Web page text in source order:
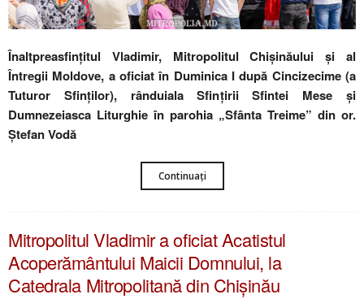
Înaltpreasfințitul Vladimir, Mitropolitul Chișinăului și al
Întregii Moldove, a oficiat în Duminica I după Cincizecime (a
Tuturor Sfinților), rânduiala Sfințirii Sfintei Mese și
Dumnezeiasca Liturghie în parohia „Sfânta Treime” din or.
Ștefan Vodă
Continuați
Mitropolitul Vladimir a oficiat Acatistul
Acoperământului Maicii Domnului, la
Catedrala Mitropolitană din Chișinău